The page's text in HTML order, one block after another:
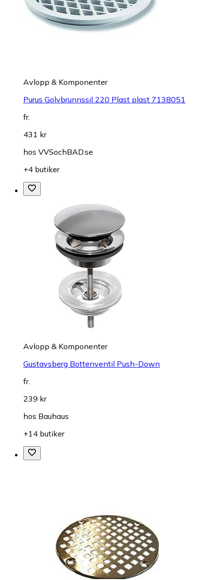
Avlopp & Komponenter
Purus Golvbrunnssil 220 Plast plast 7138051
fr.
431 kr
hos VVSochBAD.se
+4 butiker
Avlopp & Komponenter
Gustavsberg Bottenventil Push-Down
fr.
239 kr
hos Bauhaus
+14 butiker